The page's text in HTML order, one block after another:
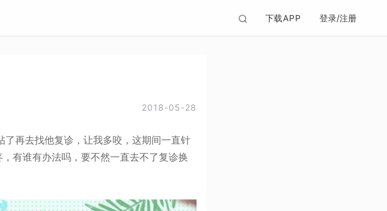
下载APP 登录/注册
2018-05-28
再去找他复诊，让我多咬，这期间一直针
有谁有办法吗，要不然一直去不了复诊换